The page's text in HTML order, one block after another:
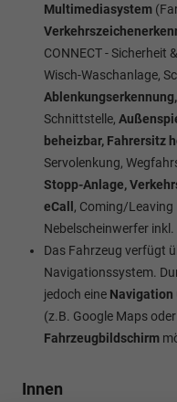
Multimediasystem
CONNECT - Sicherheit
Wisch-Waschanlage,
Ablenkungserkennung,
Schnittstelle,
beheizbar, Fahrersitz
Servolenkung,
Stopp-Anlage,
eCall , Coming/
Nebelscheinwerfer
Das Fahrzeug verfügt
Navigationssystem.
jedoch eine Navigation
(z.B. Google Maps
Fahrzeugbildschirm
Innen